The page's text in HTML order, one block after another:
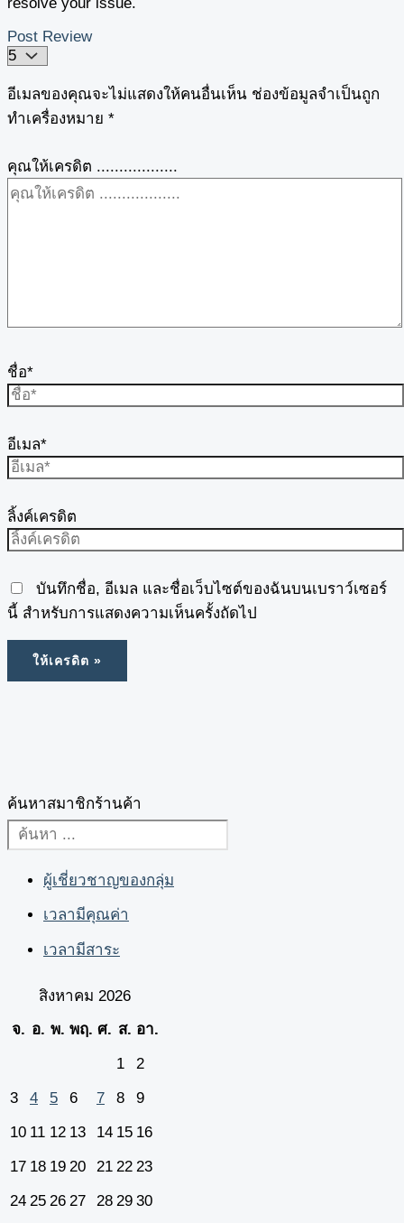
Post Review
อีเมลของคุณจะไม่แสดงให้คนอื่นเห็น ช่องข้อมูลจำเป็นถูก
ทำเครื่องหมาย *
คุณให้เครดิต ..................
ชื่อ*
อีเมล*
ลิ้งค์เครดิต
บันทึกชื่อ, อีเมล และชื่อเว็บไซต์ของฉันบนเบราว์เซอร์
นี้ สำหรับการแสดงความเห็นครั้งถัดไป
ค้นหาสมาชิกร้านค้า
ผู้เชี่ยวชาญของกลุ่ม
เวลามีคุณค่า
เวลามีสาระ
สิงหาคม 2026
จ. อ. พ. พฤ. ศ. ส. อา.
1
2
3
4 5 6 7 8
9
10 11 12 13 14 15 16
17 18 19 20 21 22 23
24 25 26 27 28 29 30